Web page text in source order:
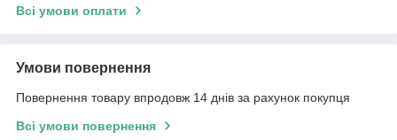
Всі умови оплати
Умови повернення
Повернення товару впродовж 14 днів за рахунок покупця
Всі умови повернення